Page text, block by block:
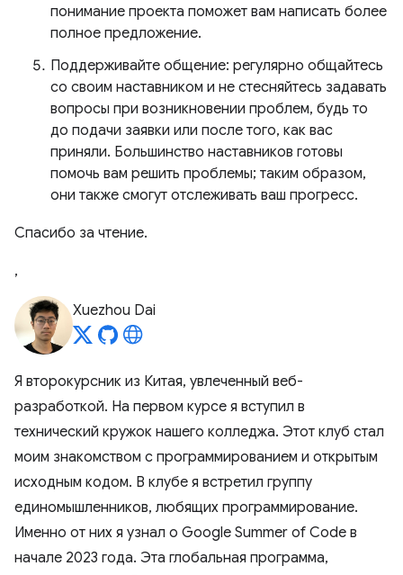
понимание проекта поможет вам написать более
полное предложение.
Поддерживайте общение: регулярно общайтесь
со своим наставником и не стесняйтесь задавать
вопросы при возникновении проблем, будь то
до подачи заявки или после того, как вас
приняли. Большинство наставников готовы
помочь вам решить проблемы; таким образом,
они также смогут отслеживать ваш прогресс.
Спасибо за чтение.
,
Xuezhou Dai
Я второкурсник из Китая, увлеченный веб-
разработкой. На первом курсе я вступил в
технический кружок нашего колледжа. Этот клуб стал
моим знакомством с программированием и открытым
исходным кодом. В клубе я встретил группу
единомышленников, любящих программирование.
Именно от них я узнал о Google Summer of Code в
начале 2023 года. Эта глобальная программа,